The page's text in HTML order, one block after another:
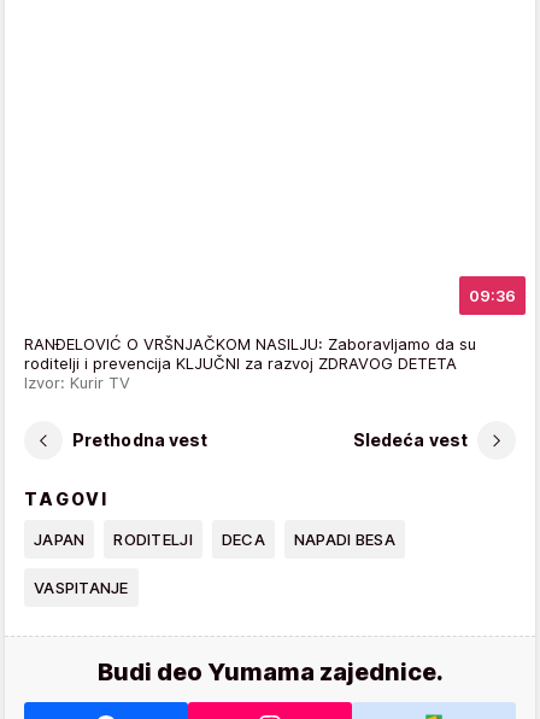
09:36
RANĐELOVIĆ O VRŠNJAČKOM NASILJU: Zaboravljamo da su
roditelji i prevencija KLJUČNI za razvoj ZDRAVOG DETETA
Izvor: Kurir TV
Prethodna vest Sledeća vest
TAGOVI
JAPAN RODITELJI DECA NAPADI BESA
VASPITANJE
Budi deo Yumama zajednice.